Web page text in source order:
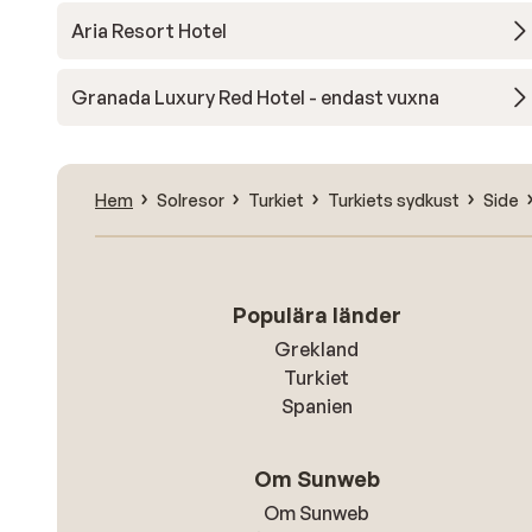
gehad maar of we terug zouden keren weten we niet
Aria Resort Hotel
Granada Luxury Red Hotel - endast vuxna
Hem Solresor Turkiet Turkiets sydkust Side
Populära länder
Grekland
Turkiet
Spanien
Om Sunweb
Om Sunweb